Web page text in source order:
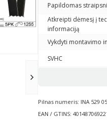
Papildomas
Atkreipti dėmesį į techninės priežiūros
informaciją
Vykdyti montavimo
SVHC
Pilnas numeris: INA 529
EAN / GTINS: